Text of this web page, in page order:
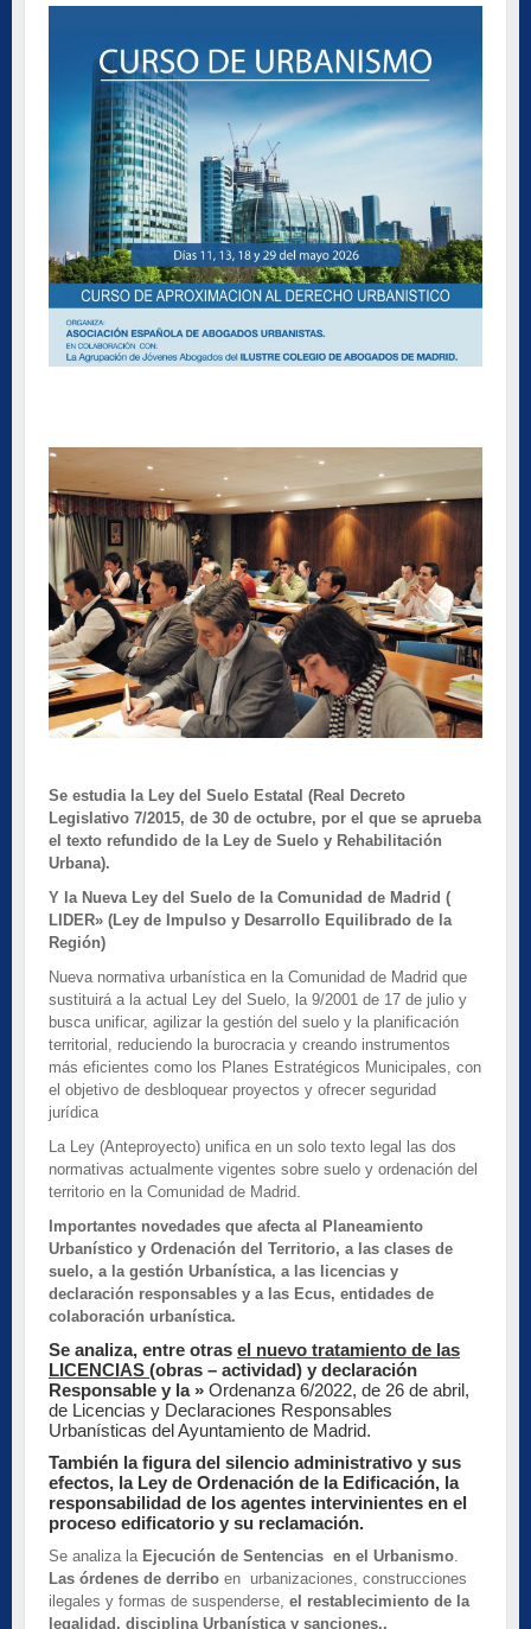
Se estudia la Ley del Suelo Estatal (Real Decreto
Legislativo 7/2015, de 30 de octubre, por el que se aprueba
el texto refundido de la Ley de Suelo y Rehabilitación
Urbana).
Y la Nueva Ley del Suelo de la Comunidad de Madrid (
LIDER» (Ley de Impulso y Desarrollo Equilibrado de la
Región)
Nueva normativa urbanística en la Comunidad de Madrid que
sustituirá a la actual Ley del Suelo, la 9/2001 de 17 de julio y
busca unificar, agilizar la gestión del suelo y la planificación
territorial, reduciendo la burocracia y creando instrumentos
más eficientes como los Planes Estratégicos Municipales, con
el objetivo de desbloquear proyectos y ofrecer seguridad
jurídica
La Ley (Anteproyecto) unifica en un solo texto legal las dos
normativas actualmente vigentes sobre suelo y ordenación del
territorio en la Comunidad de Madrid.
Importantes novedades que afecta al Planeamiento
Urbanístico y Ordenación del Territorio, a las clases de
suelo, a la gestión Urbanística, a las licencias y
declaración responsables y a las Ecus, entidades de
colaboración urbanística.
Se analiza, entre otras el nuevo tratamiento de las
LICENCIAS (obras – actividad) y declaración
Responsable y la » Ordenanza 6/2022, de 26 de abril,
de Licencias y Declaraciones Responsables
Urbanísticas del Ayuntamiento de Madrid.
También la figura del silencio administrativo y sus
efectos, la Ley de Ordenación de la Edificación, la
responsabilidad de los agentes intervinientes en el
proceso edificatorio y su reclamación.
Se analiza la Ejecución de Sentencias en el Urbanismo
Las órdenes de derribo en urbanizaciones, construcciones
ilegales y formas de suspenderse, el restablecimiento de la
legalidad, disciplina Urbanística y sanciones..